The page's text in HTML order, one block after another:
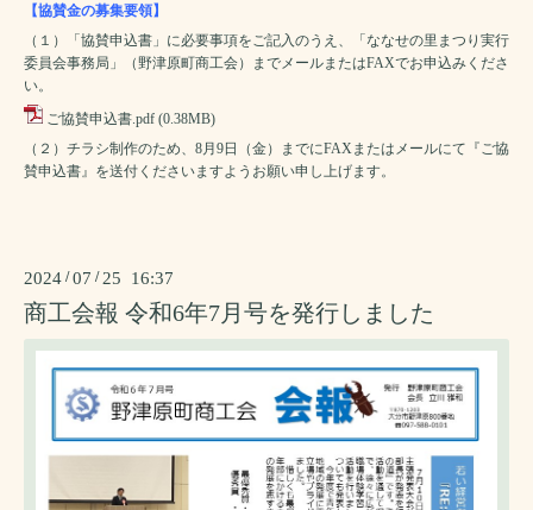
【協賛金の募集要領】
（１）「協賛申込書」に必要事項をご記入のうえ、「ななせの里まつり実行
委員会事務局」（野津原町商工会）までメールまたはFAXでお申込みくださ
い。
ご協賛申込書.pdf (0.38MB)
（２）チラシ制作のため、8月9日（金）までにFAXまたはメールにて『ご協
賛申込書』を送付くださいますようお願い申し上げます。
2024 /07 / 25 16:37
商工会報 令和6年7月号を発行しました